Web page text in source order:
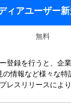
ィアユーザー
無料
登録を行うと、企
情報など様々な特
レスリリースにより